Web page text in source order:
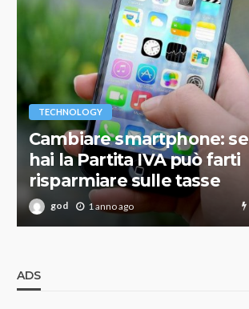
TECHNOLOGY
Cambiare smartphone: se
hai la Partita IVA può farti
risparmiare sulle tasse
god 1 anno ago
ADS